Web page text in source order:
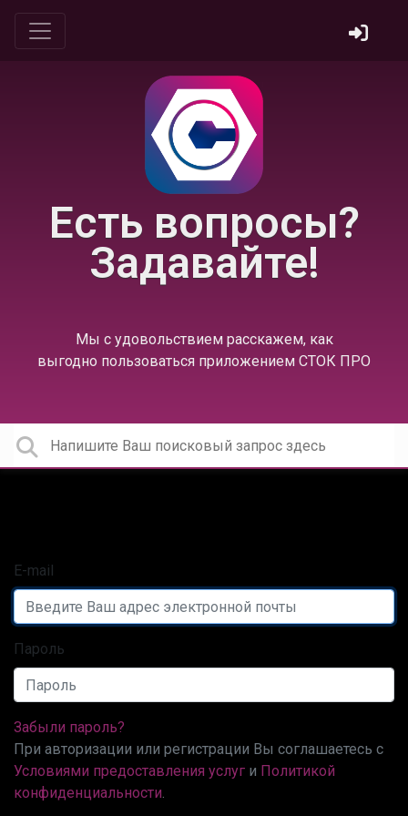
Есть вопросы?
Задавайте!
Мы с удовольствием расскажем, как
выгодно пользоваться приложением СТОК ПРО
E-mail
Пароль
Забыли пароль?
При авторизации или регистрации Вы соглашаетесь с
Условиями предоставления услуг и Политикой
конфиденциальности.